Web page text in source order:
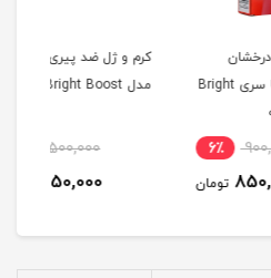
کرم و ژل ضد پیری نوتروژینا
مدل Bright Boost
17٪
تومان